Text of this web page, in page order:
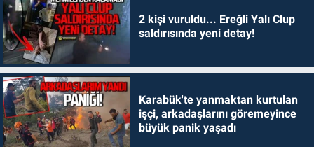
2 kişi vuruldu... Ereğli Yalı Clup
saldırısında yeni detay!
Karabük'te yanmaktan kurtulan
işçi, arkadaşlarını göremeyince
büyük panik yaşadı